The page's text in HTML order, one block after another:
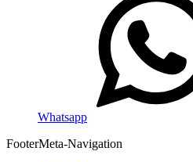
Whatsapp
FooterMeta-Navigation